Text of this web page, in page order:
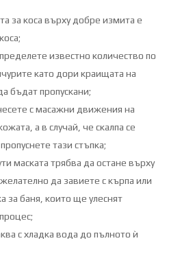
за коса върху добре измита е
известно количество по
като дори краищата на
бъдат пропускани;
с масажни движения на
а в случай, че скалпа се
тази стъпка;
маската трябва да остане върху
да завиете с кърпа или
за баня, които ще улеснят
с хладка вода до пълното ѝ